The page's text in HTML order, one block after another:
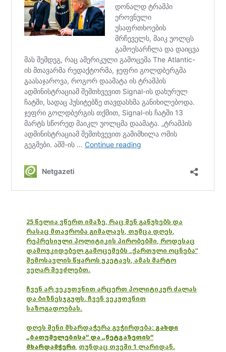
25 წელია ვწერთ იმაზე, რაც შენ გაწუხებს და
რასაც მთავრობა გიმალავს, თუმცა დღეს,
რეპრესიული პოლიტიკის პირობებში, როდესაც
დამოუკიდებელ გამოცემებს „ქართული ოცნება“
შემოსავლის წყაროს უკეტავს, ამას მარტო
ვეღარ შევძლებთ.
ჩვენ არ ვეკუთვნით არცერთ პოლიტიკურ ძალას
და ბიზნესჯგუფს. ჩვენ ვეკუთვნით
საზოგადოებას.
დღეს შენი მხარდაჭერა გვჭირდება: გახდი
„ბათუმელებისა“ და „ნეტგაზეთის“
მხარდამჭერი, თუნდაც თვეში 1 ლარიდან.